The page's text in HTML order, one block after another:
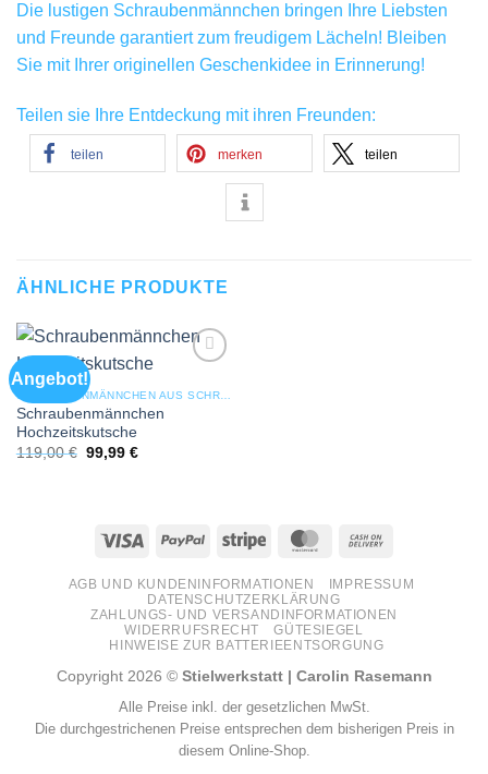
Die lustigen Schraubenmännchen bringen Ihre Liebsten
und Freunde garantiert zum freudigem Lächeln! Bleiben
Sie mit Ihrer originellen Geschenkidee in Erinnerung!
Teilen sie Ihre Entdeckung mit ihren Freunden:
teilen merken teilen
ÄHNLICHE PRODUKTE
Angebot!
wishlist
Schraubenmännchen
Hochzeitskutsche
119,00€ Ursprünglicher
Preis
99,99 €Aktueller
Visa PayPal Stripe MasterCard
Delivery
AGB UND KUNDENINFORMATIONEN
IMPRESSUM
DATENSCHUTZERKLÄRUNG
ZAHLUNGS- UND VERSANDINFORMATIONEN
WIDERRUFSRECHT
GÜTESIEGEL
HINWEISE ZUR BATTERIEENTSORGUNG
Copyright 2026 © Stielwerkstatt | Carolin Rasemann
Alle Preise inkl. der gesetzlichen MwSt.
Die durchgestrichenen Preise entsprechen dem bisherigen Preis in
diesem Online-Shop.